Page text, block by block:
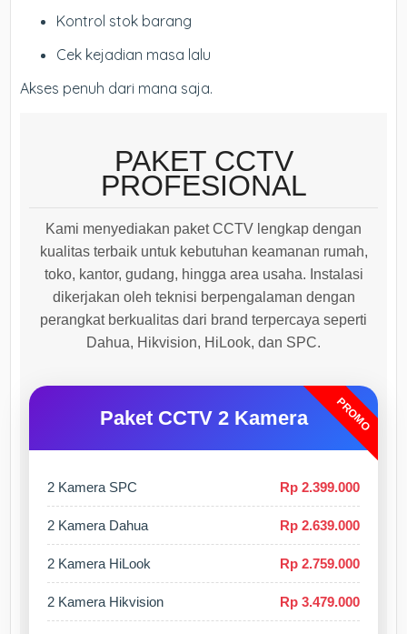
Kontrol stok barang
Cek kejadian masa lalu
Akses penuh dari mana saja.
PAKET CCTV
PROFESIONAL
Kami menyediakan paket CCTV lengkap dengan
kualitas terbaik untuk kebutuhan keamanan rumah,
toko, kantor, gudang, hingga area usaha. Instalasi
dikerjakan oleh teknisi berpengalaman dengan
perangkat berkualitas dari brand terpercaya seperti
Dahua, Hikvision, HiLook, dan SPC.
PROMO
Paket CCTV 2 Kamera
2 Kamera SPC Rp 2.399.000
2 Kamera Dahua Rp 2.639.000
2 Kamera HiLook Rp 2.759.000
2 Kamera Hikvision Rp 3.479.000